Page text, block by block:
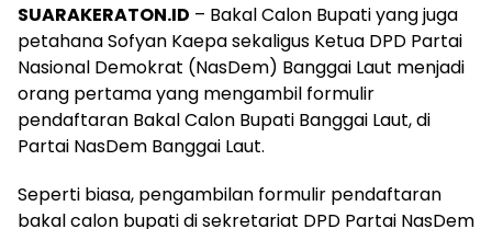
SUARAKERATON.ID – Bakal Calon Bupati yang juga
petahana Sofyan Kaepa sekaligus Ketua DPD Partai
Nasional Demokrat (NasDem) Banggai Laut menjadi
orang pertama yang mengambil formulir
pendaftaran Bakal Calon Bupati Banggai Laut, di
Partai NasDem Banggai Laut.
Seperti biasa, pengambilan formulir pendaftaran
bakal calon bupati di sekretariat DPD Partai NasDem